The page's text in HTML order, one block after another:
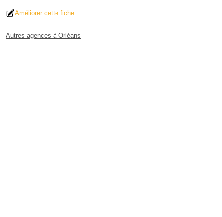
Améliorer cette fiche
Autres agences à Orléans